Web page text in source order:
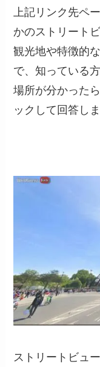
上記リンク先ペ
かのストリート
観光地や特徴的
で、知っている
場所が分かった
ックして回答しま
ストリートビュ